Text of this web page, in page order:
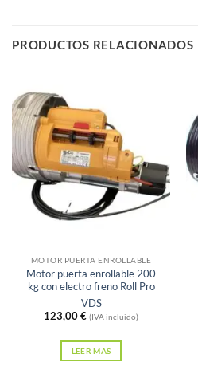
PRODUCTOS RELACIONADOS
MOTOR PUERTA ENROLLABLE
Motor puerta enrollable 200
kg con electro freno Roll Pro
VDS
123,00€ (IVA incluido)
LEER MÁS